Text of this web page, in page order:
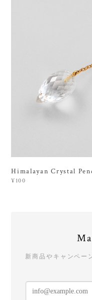
Himalayan Crystal
¥100
新商品やキャンペー